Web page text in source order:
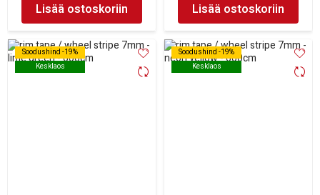
Lisää ostoskoriin Lisää ostoskoriin
Soodushind -19%
Kesklaos
Soodushind -19%
Kesklaos
Soodushind -19%
Kesklaos
Soodushind -19%
Kesklaos